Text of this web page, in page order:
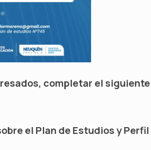
completar el
el Plan de Estudios y